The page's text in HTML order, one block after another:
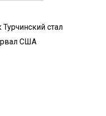
стал
США